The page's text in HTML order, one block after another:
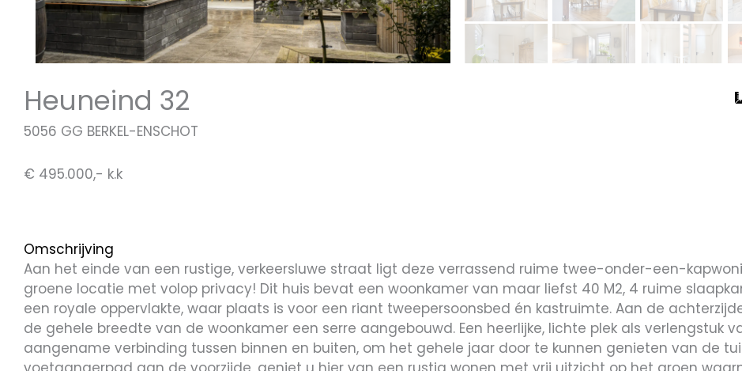
Heuneind 32
5056 GG BERKEL-ENSCHOT
€ 495.000,- k.k
Omschrijving
Aan het einde van een rustige, verkeersluwe straat ligt deze verrassend ruime twee-onder-een-
groene locatie met volop privacy! Dit huis bevat een woonkamer van maar liefst 40 M2, 4 ruime
een royale oppervlakte, waar plaats is voor een riant tweepersoonsbed én kastruimte. Aan de
de gehele breedte van de woonkamer een serre aangebouwd. Een heerlijke, lichte plek als verlengstuk
aangename verbinding tussen binnen en buiten, om het gehele jaar door te kunnen genieten van de